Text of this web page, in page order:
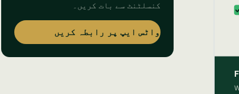
کنسلٹنٹ سے بات کریں۔
واٹس ایپ پر رابطہ کریں